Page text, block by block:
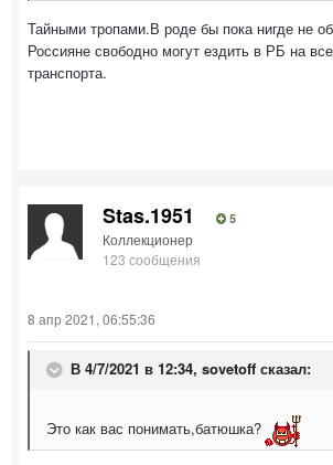
Тайными тропами.В роде бы пока нигде не
Россияне свободно могут ездить в РБ на
транспорта.
Stas.1951 5
Коллекционер
123 сообщения
8 апр 2021, 06:55:36
В 4/7/2021 в 12:34, sovetoff сказал:
Это как вас понимать,батюшка?